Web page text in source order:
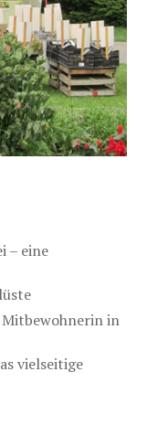
– eine
in
vielseitige